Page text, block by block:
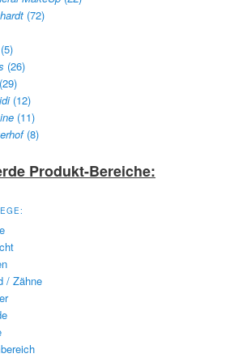
(72)
(5)
(26)
(29)
(12)
(11)
(8)
Produkt-Bereiche:
/ Zähne